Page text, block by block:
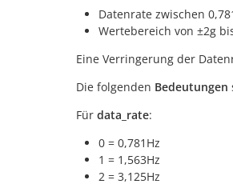
Datenrate zwischen
Wertebereich von ±2g
Eine Verringerung der
Die folgenden Bedeutungen
Für data_rate:
0 = 0,781Hz
1 = 1,563Hz
2 = 3,125Hz